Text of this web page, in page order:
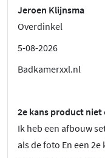
Jeroen Klijnsma
Overdinkel
5-08-2026
Badkamerxxl.nl
2e kans product niet
Ik heb een afbouw
als de foto En een